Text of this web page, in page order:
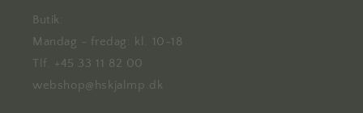
Butik:
Mandag - fredag: kl. 10-18
Tlf. +45 33 11 82 00
webshop@hskjalmp.dk